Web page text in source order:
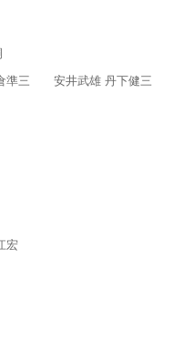
準三 安井武雄 丹下健三
宏